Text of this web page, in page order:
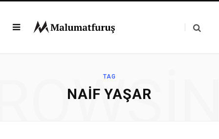
TAG
NAIF YAŞAR